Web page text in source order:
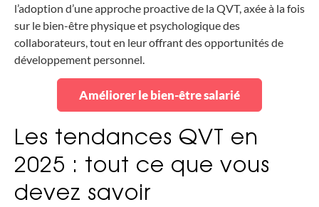
l’adoption d’une approche proactive de la QVT, axée à la fois
sur le bien-être physique et psychologique des
collaborateurs, tout en leur offrant des opportunités de
développement personnel.
Améliorer le bien-être salarié
Les tendances QVT en
2025 : tout ce que vous
devez savoir